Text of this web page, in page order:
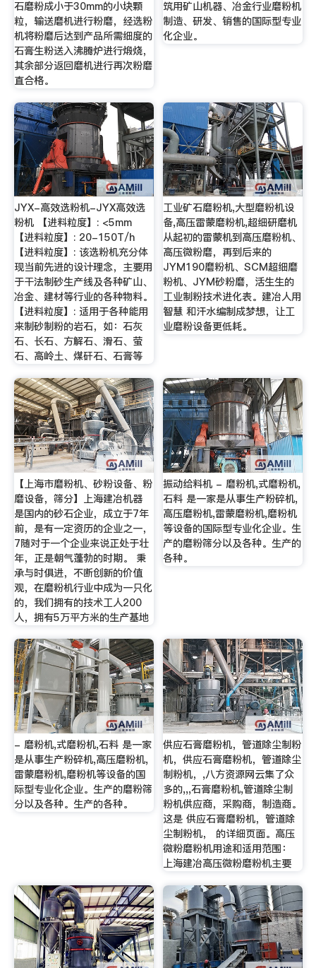
石磨粉成小于30mm的小块颗
粒，输送磨机进行粉磨，经选粉
机将粉磨后达到产品所需细度的
石膏生粉送入沸腾炉进行煅烧，
其余部分返回磨机进行再次粉磨
直合格。
筑用矿山机器、冶金行业磨粉机
制造、研发、销售的国际型专业
化企业。
JYX-高效选粉机-JYX高效选
粉机 【进料粒度】: <5mm
【进料粒度】: 20-150T/h
【进料粒度】: 该选粉机充分体
现当前先进的设计理念，主要用
于干法制砂生产线及各种矿山、
冶金、建材等行业的各种物料。
【进料粒度】: 适用于各种能用
来制砂制粉的岩石，如：石灰
石、长石、方解石、滑石、萤
石、高岭土、煤矸石、石膏等
工业矿石磨粉机,大型磨粉机设
备,高压雷蒙磨粉机,超细研磨机
从起初的雷蒙机到高压磨粉机、
高压微粉磨，再到后来的
JYM190磨粉机、SCM超细磨
粉机、JYM砂粉磨，活生生的
工业制粉技术进化表。建冶人用
智慧 和汗水编制成梦想，让工
业磨粉设备更低耗。
【上海市磨粉机、砂粉设备、粉
磨设备，筛分】上海建冶机器
是国内的砂石企业，成立于7年
前，是有一定资历的企业之一，
7随对于一个企业来说正处于壮
年，正是朝气蓬勃的时期。 秉
承与时俱进，不断创新的价值
观，在磨粉机行业中成为一只化
的，我们拥有的技术工人200
人，拥有5万平方米的生产基地
振动给料机 - 磨粉机,式磨粉机,
石料 是一家是从事生产粉碎机,
高压磨粉机,雷蒙磨粉机,磨粉机
等设备的国际型专业化企业。生
产的磨粉筛分以及各种。生产的
各种。
- 磨粉机,式磨粉机,石料 是一家
是从事生产粉碎机,高压磨粉机,
雷蒙磨粉机,磨粉机等设备的国
际型专业化企业。生产的磨粉筛
分以及各种。生产的各种。
供应石膏磨粉机，管道除尘制粉
机，供应石膏磨粉机，管道除尘
制粉机，,八方资源网云集了众
多的,,,石膏磨粉机,管道除尘制
粉机供应商，采购商，制造商。
这是 供应石膏磨粉机，管道除
尘制粉机， 的详细页面。高压
微粉磨粉机用途和适用范围：
上海建冶高压微粉磨粉机主要